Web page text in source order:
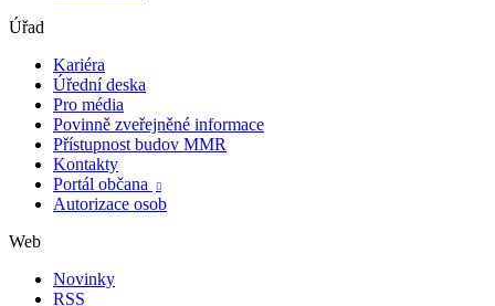
Úřad
Kariéra
Úřední deska
Pro média
Povinně zveřejněné informace
Přístupnost budov MMR
Kontakty
Portál občana

Autorizace osob
Web
Novinky
RSS